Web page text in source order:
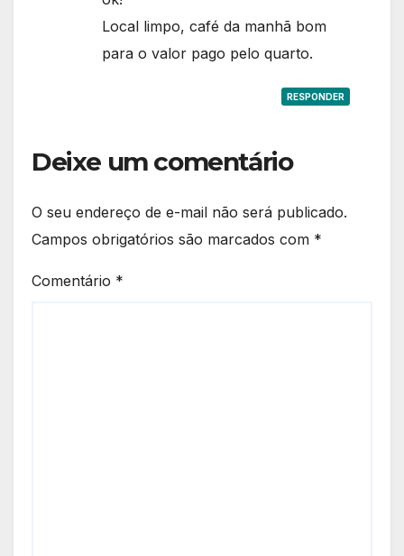
Local limpo, café da manhã bom
para o valor pago pelo quarto.
RESPONDER
Deixe um comentário
O seu endereço de e-mail não será publicado.
Campos obrigatórios são marcados com *
Comentário *